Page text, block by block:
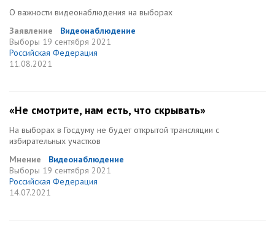
О важности видеонаблюдения на выборах
Заявление
Видеонаблюдение
Выборы 19 сентября 2021
Российская Федерация
11.08.2021
«Не смотрите, нам есть, что скрывать»
На выборах в Госдуму не будет открытой трансляции с
избирательных участков
Мнение
Видеонаблюдение
Выборы 19 сентября 2021
Российская Федерация
14.07.2021